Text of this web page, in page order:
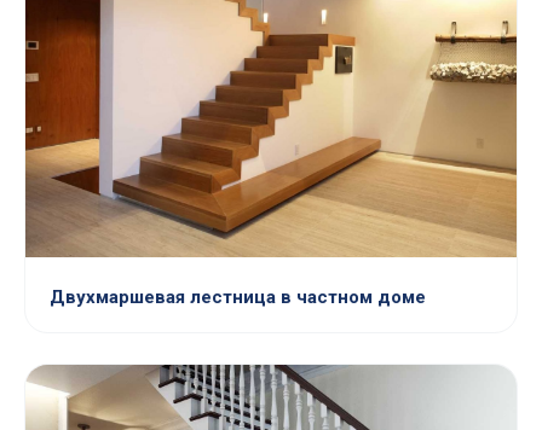
Двухмаршевая лестница в частном доме